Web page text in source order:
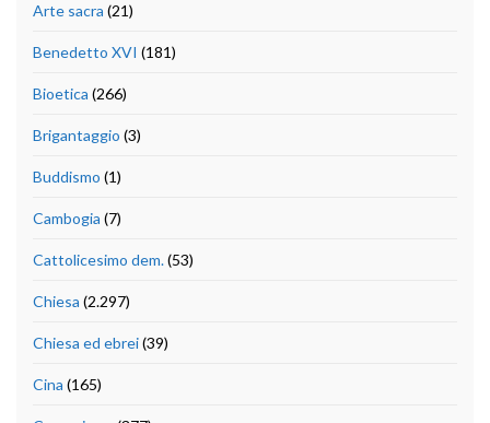
Arte sacra (21)
Benedetto XVI (181)
Bioetica (266)
Brigantaggio (3)
Buddismo (1)
Cambogia (7)
Cattolicesimo dem.(53)
Chiesa (2.297)
Chiesa ed ebrei(39)
Cina (165)